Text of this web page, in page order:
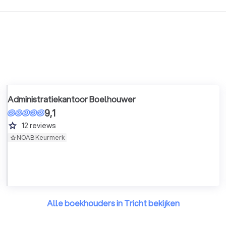
Administratiekantoor Boelhouwer
9,1
grade 12 reviews
NOAB Keurmerk
Alle boekhouders in Tricht bekijken